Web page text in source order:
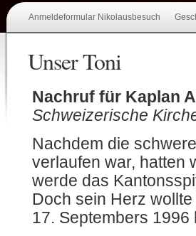
Anmeldeformular Nikolausbesuch
Unser Toni
Nachruf für Kaplan
Schweizerische
Nachdem die
verlaufen war, hatten
werde das
Doch sein Herz
17. Septembers